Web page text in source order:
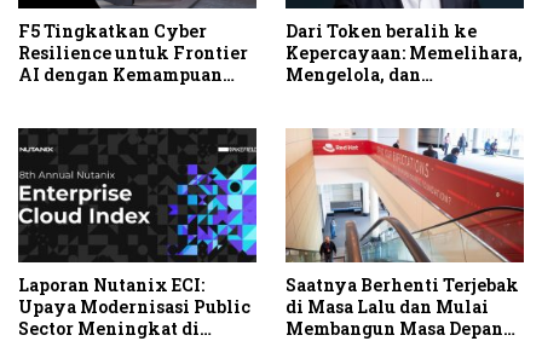
F5 Tingkatkan Cyber
Resilience untuk Frontier
AI dengan Kemampuan
Dari Token beralih ke
Kepercayaan: Memelihara,
Mengelola, dan
Laporan Nutanix ECI:
Upaya Modernisasi Public
Sector Meningkat di
Saatnya Berhenti Terjebak
di Masa Lalu dan Mulai
Membangun Masa Depan